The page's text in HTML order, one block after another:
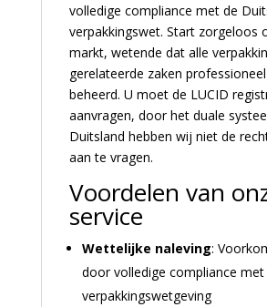
volledige compliance met de
verpakkingswet. Start zorgeloos
markt, wetende dat alle
gerelateerde zaken
beheerd. U moet de LUCID
aanvragen, door het duale
Duitsland hebben wij niet de
aan te vragen.
Voordelen van
service
Wettelijke naleving:
door volledige compliance
verpakkingswetgeving